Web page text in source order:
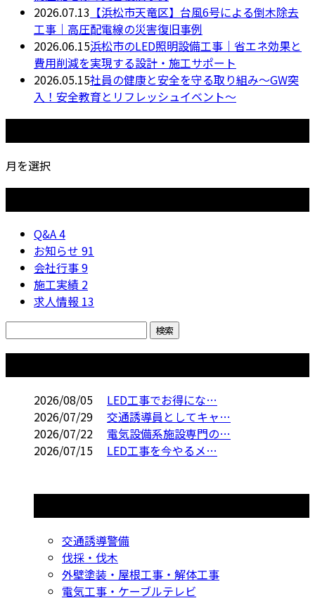
2026.07.13 【浜松市天竜区】台風6号による倒木除去
工事｜高圧配電線の災害復旧事例
2026.06.15浜松市のLED照明設備工事｜省エネ効果と
費用削減を実現する設計・施工サポート
2026.05.15社員の健康と安全を守る取り組み〜GW突
入！安全教育とリフレッシュイベント〜
月を選択
Q&A4
お知らせ 91
会社行事9
施工実績 2
求人情報 13
2026/08/05
LED工事でお得にな…
2026/07/29
交通誘導員としてキャ…
2026/07/22
電気設備系施設専門の…
2026/07/15
LED工事を今やるメ…
交通誘導警備
伐採・伐木
外壁塗装・屋根工事・解体工事
電気工事・ケーブルテレビ